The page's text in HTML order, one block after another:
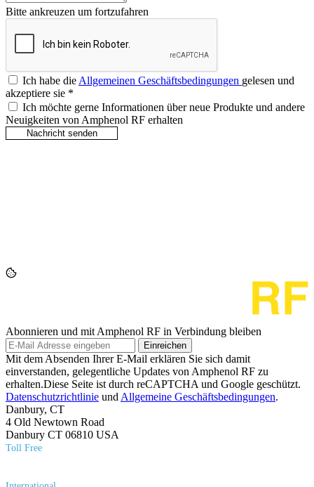
Bitte ankreuzen um fortzufahren
Ich habe dieAllgemeinen Geschäftsbedingungen gelesen und
akzeptiere sie *
Ich möchte gerne Informationen über neue Produkte und andere
Neuigkeiten von Amphenol RF erhalten
Abonnieren und mit Amphenol RF in Verbindung bleiben
Einreichen
Mit dem Absenden Ihrer E-Mail erklären Sie sich damit
einverstanden, gelegentliche Updates von Amphenol RF zu
erhalten.Diese Seite ist durch reCAPTCHA und Google geschützt.
Datenschutzrichtlinie und Allgemeine Geschäftsbedingungen.
Danbury, CT
4 Old Newtown Road
Danbury CT 06810 USA
Toll Free